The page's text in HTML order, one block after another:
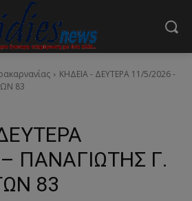
ΚΗΔΕΙΑ - ΔΕΥΤΕΡΑ 11/5/2026 -
83
ΠΑΝΑΓΙΩΤΗΣ Γ.
83